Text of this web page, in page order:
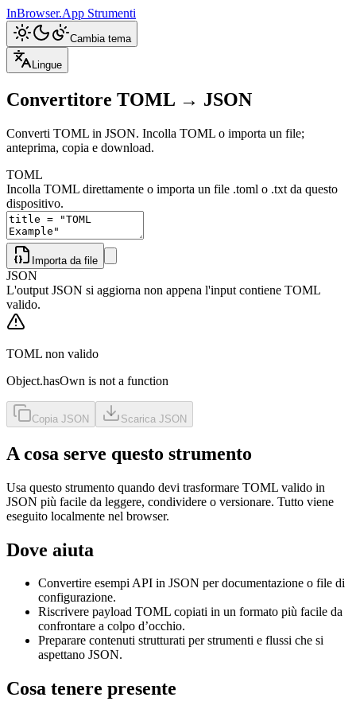
InBrowser.App Strumenti
Cambia tema
Lingue
Convertitore TOML → JSON
Converti TOML in JSON. Incolla TOML o importa un file;
anteprima, copia e download.
TOML
Incolla TOML direttamente o importa un file .toml o .txt da questo
dispositivo.
Importa da file
JSON
L'output JSON si aggiorna non appena l'input contiene TOML
valido.
TOML non valido
Object.hasOwn is not a function
Copia JSON Scarica JSON
A cosa serve questo strumento
Usa questo strumento quando devi trasformare TOML valido in
JSON più facile da leggere, condividere o versionare. Tutto viene
eseguito localmente nel browser.
Dove aiuta
Convertire esempi API in JSON per documentazione o file di
configurazione.
Riscrivere payload TOML copiati in un formato più facile da
confrontare a colpo d’occhio.
Preparare contenuti strutturati per strumenti e flussi che si
aspettano JSON.
Cosa tenere presente